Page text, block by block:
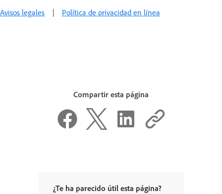
Avisos legales | Política de privacidad en línea
Compartir esta página
¿Te ha parecido útil esta página?